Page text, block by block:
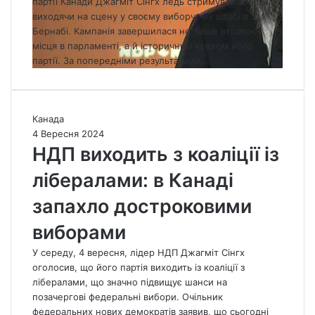
н
г
х
й
д
п
о
с
а
д
и
л
д
е
р
а
Н
Д
виходячи на сцену у своєму виборчому штабі в
Бернабі. Кампанія завершилася не лише втратою
місця в парламенті, а й історичним крахом його
партії. За попередніми результатами,…
Н
Д
П
в
и
о
и
т
ь
з
к
о
Канада
4 Вересня 2024
НДП виходить з коаліції із
лібералами: в Канаді
запахло достроковими
виборами
У середу, 4 вересня, лідер НДП Джагміт Сінгх
оголосив, що його партія виходить із коаліції з
лібералами, що значно підвищує шанси на
позачергові федеральні вибори. Очільник
федеральних нових демократів заявив, що сьогодні